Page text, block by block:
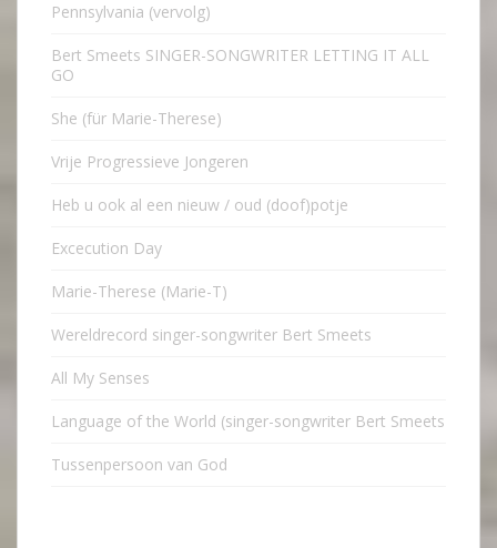
Pennsylvania (vervolg)
Bert Smeets SINGER-SONGWRITER LETTING IT ALL
GO
She (für Marie-Therese)
Vrije Progressieve Jongeren
Heb u ook al een nieuw / oud (doof)potje
Excecution Day
Marie-Therese (Marie-T)
Wereldrecord singer-songwriter Bert Smeets
All My Senses
Language of the World (singer-songwriter Bert Smeets
Tussenpersoon van God